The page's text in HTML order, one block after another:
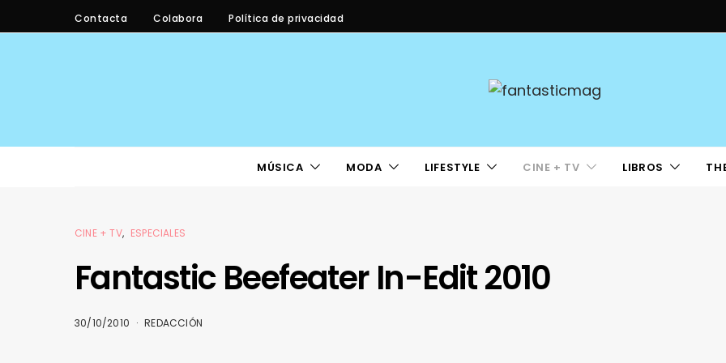
Contacta Colabora Política de privacidad
MÚSICA MODA LIFESTYLE CINE + TV LIBROS
CINE + TV ESPECIALES
Fantastic Beefeater In-Edit 2010
30/10/2010 REDACCIÓN